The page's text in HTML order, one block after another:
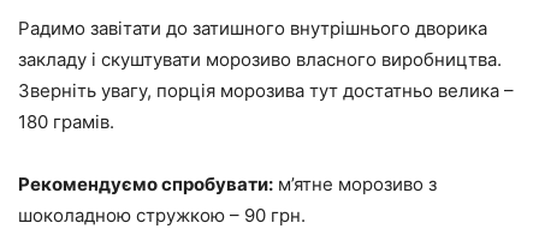
Радимо завітати до затишного внутрішнього дворика
закладу і скуштувати морозиво власного виробництва.
Зверніть увагу, порція морозива тут достатньо велика –
180 грамів.
Рекомендуємо спробувати: м’ятне морозиво з
шоколадною стружкою – 90 грн.